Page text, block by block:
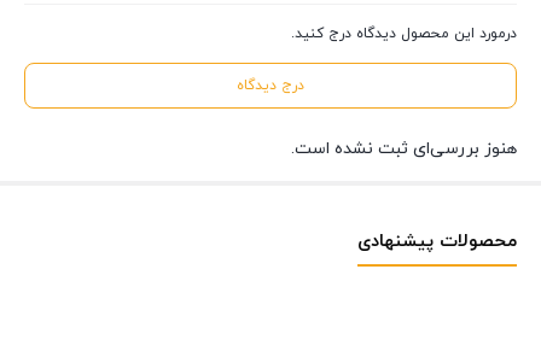
درمورد این محصول دیدگاه درج کنید.
درج دیدگاه
هنوز بررسی‌ای ثبت نشده است.
محصولات پیشنهادی